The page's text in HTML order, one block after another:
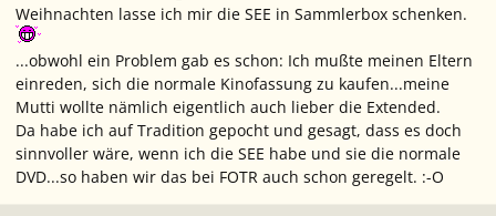
Weihnachten lasse ich mir die SEE in Sammlerbox schenken.
...obwohl ein Problem gab es schon: Ich mußte meinen Eltern
einreden, sich die normale Kinofassung zu kaufen...meine
Mutti wollte nämlich eigentlich auch lieber die Extended.
Da habe ich auf Tradition gepocht und gesagt, dass es doch
sinnvoller wäre, wenn ich die SEE habe und sie die normale
DVD...so haben wir das bei FOTR auch schon geregelt. :-O